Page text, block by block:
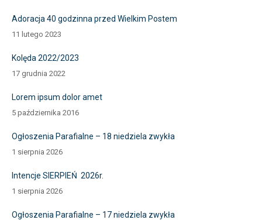
Adoracja 40 godzinna przed Wielkim Postem
11 lutego 2023
Kolęda 2022/2023
17 grudnia 2022
Lorem ipsum dolor amet
5 października 2016
Ogłoszenia Parafialne – 18 niedziela zwykła
1 sierpnia 2026
Intencje SIERPIEŃ 2026r.
1 sierpnia 2026
Ogłoszenia Parafialne – 17 niedziela zwykła